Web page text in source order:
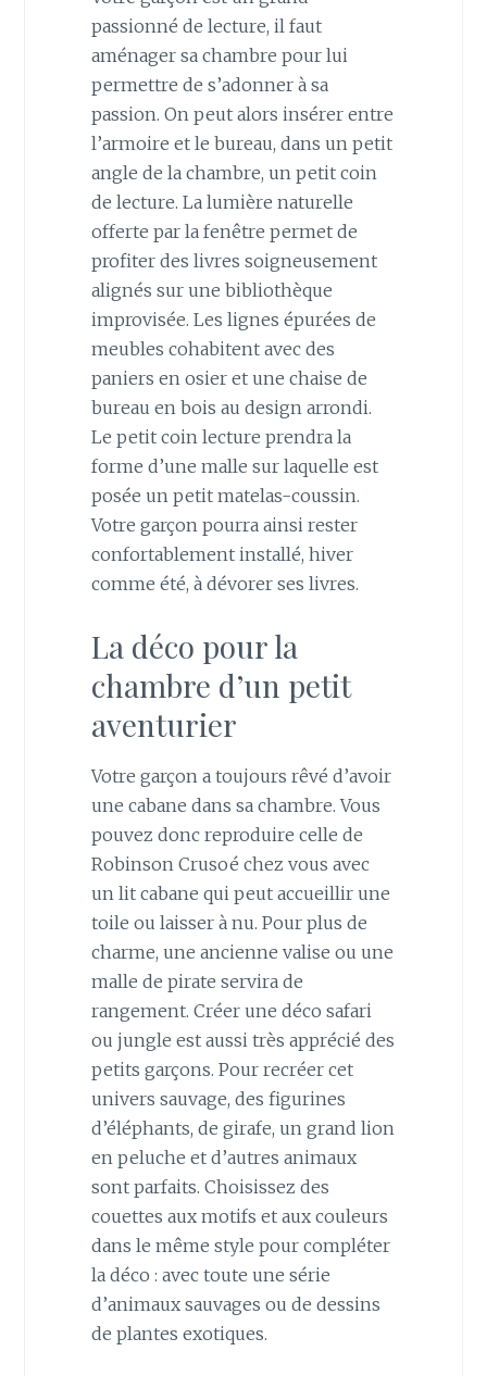
passionné de lecture, il faut
aménager sa chambre pour lui
permettre de s’adonner à sa
passion. On peut alors insérer entre
l’armoire et le bureau, dans un petit
angle de la chambre, un petit coin
de lecture. La lumière naturelle
offerte par la fenêtre permet de
profiter des livres soigneusement
alignés sur une bibliothèque
improvisée. Les lignes épurées de
meubles cohabitent avec des
paniers en osier et une chaise de
bureau en bois au design arrondi.
Le petit coin lecture prendra la
forme d’une malle sur laquelle est
posée un petit matelas-coussin.
Votre garçon pourra ainsi rester
confortablement installé, hiver
comme été, à dévorer ses livres.
La déco pour la
chambre d’un petit
aventurier
Votre garçon a toujours rêvé d’avoir
une cabane dans sa chambre. Vous
pouvez donc reproduire celle de
Robinson Crusoé chez vous avec
un lit cabane qui peut accueillir une
toile ou laisser à nu. Pour plus de
charme, une ancienne valise ou une
malle de pirate servira de
rangement. Créer une déco safari
ou jungle est aussi très apprécié des
petits garçons. Pour recréer cet
univers sauvage, des figurines
d’éléphants, de girafe, un grand lion
en peluche et d’autres animaux
sont parfaits. Choisissez des
couettes aux motifs et aux couleurs
dans le même style pour compléter
la déco : avec toute une série
d’animaux sauvages ou de dessins
de plantes exotiques.